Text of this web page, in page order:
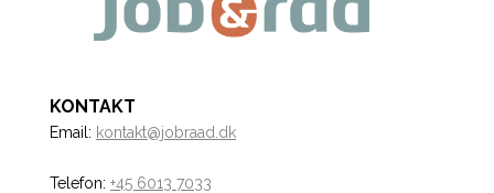
KONTAKT
Email: kontakt@jobraad.dk
Telefon: +45 6013 7033